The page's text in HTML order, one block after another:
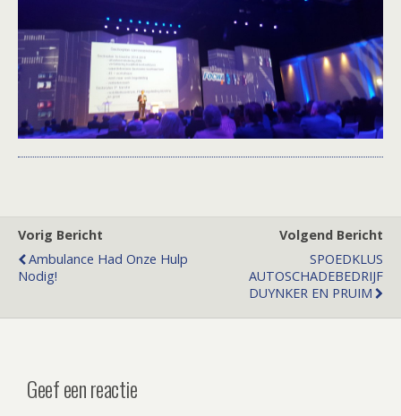
Vorig Bericht
Ambulance Had Onze Hulp
Nodig!
Volgend Bericht
SPOEDKLUS
AUTOSCHADEBEDRIJF
DUYNKER EN PRUIM
Geef een reactie